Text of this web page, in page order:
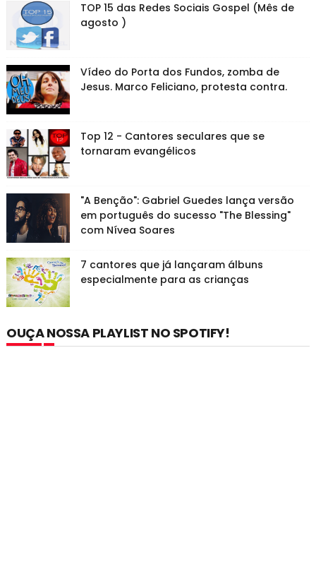
TOP 15 das Redes Sociais Gospel (Mês de
agosto )
Vídeo do Porta dos Fundos, zomba de
Jesus. Marco Feliciano, protesta contra.
Top 12 - Cantores seculares que se
tornaram evangélicos
"A Benção": Gabriel Guedes lança versão
em português do sucesso "The Blessing"
com Nívea Soares
7 cantores que já lançaram álbuns
especialmente para as crianças
OUÇA NOSSA PLAYLIST NO SPOTIFY!